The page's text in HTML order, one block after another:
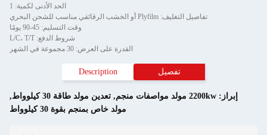
الحد الأدنى لكمية: 1
تفاصيل التغليف: Plyfilm أو الخشب الرقائقي مناسب للشحن البحري
وقت التسليم: 45-90 يومًا
شروط الدفع: L/C، T/T
القدرة على العرض: 30 مجموعة في الشهر
تفصيل Description
إبراز: 2200kw مولد مواصفات منجم , تعدين مولد طاقة 30 كيلوواط
,
مولد خاص بمنجم بقوة 30 كيلوواط